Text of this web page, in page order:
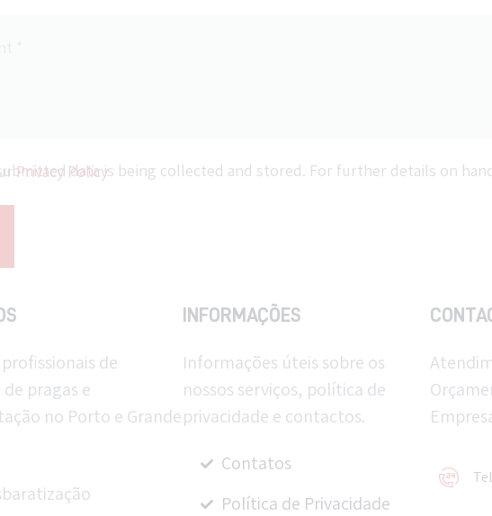
see ourPrivacy Policy
de
pragas e
no Porto e Grande
INFORMAÇÕES
Informações úteis sobre os
nossos serviços, política de
privacidade e contactos.
Contatos
Política de Privacidade